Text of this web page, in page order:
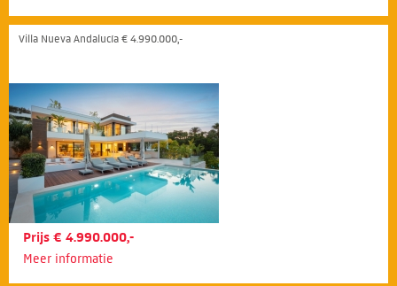
Villa Nueva Andalucía € 4.990.000,-
Prijs € 4.990.000,-
Meer informatie